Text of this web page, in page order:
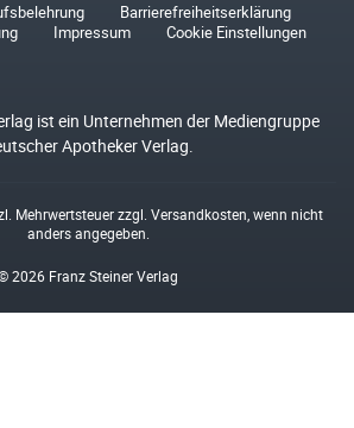
Barrierefreiheitserklärung
Impressum Cookie Einstellungen
ist ein Unternehmen der Mediengruppe
Apotheker Verlag.
Mehrwertsteuer zzgl. Versandkosten , wenn nicht
anders angegeben.
2026 Franz Steiner Verlag